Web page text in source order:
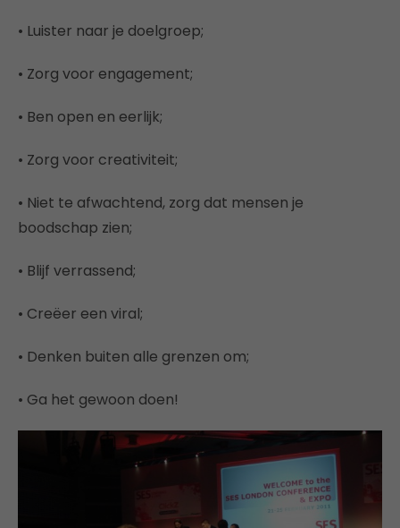
• Luister naar je doelgroep;
• Zorg voor engagement;
• Ben open en eerlijk;
• Zorg voor creativiteit;
• Niet te afwachtend, zorg dat mensen je
boodschap zien;
• Blijf verrassend;
• Creëer een viral;
• Denken buiten alle grenzen om;
• Ga het gewoon doen!